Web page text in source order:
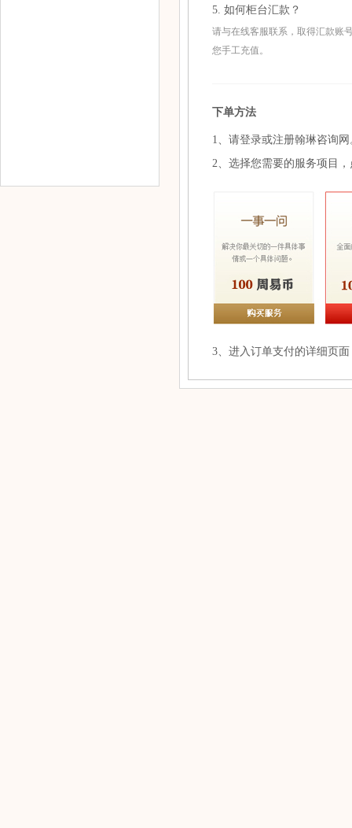
5. 如何柜台汇款？
请与在线客服联系，取得汇款账
您手工充值。
下单方法
1、请登录或注册翰琳咨询网
2、选择您需要的服务项目
3、进入订单支付的详细页